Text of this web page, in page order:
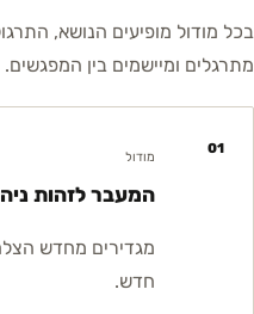
בכל מודול מופיעים הנושא,
מתרגלים ומיישמים בין המפגשים.
01
מודול
המעבר לזהות
מגדירים מחדש
חדש.